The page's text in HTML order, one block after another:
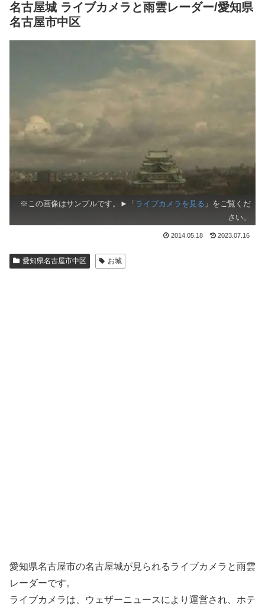
名古屋城 ライブカメラと雨雲レーダー/愛知県
名古屋市中区
※この画像はサンプルです。►「 ライブカメラを見る 」をご覧くだ
さい。
2014.05.18 2023.07.16
愛知県名古屋市中区 お城
愛知県名古屋市の名古屋城が見られるライブカメラと雨雲
レーダーです。
ライブカメラは、ウェザーニュースにより運営され、ホテ